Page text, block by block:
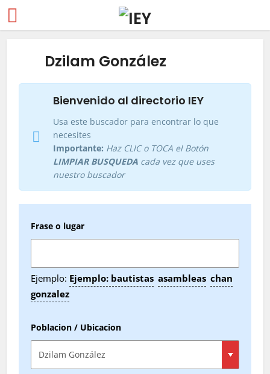
Dzilam González
Bienvenido al directorio IEY
Usa este buscador para encontrar lo que
necesites
Importante: Haz CLIC o TOCA el Botón
LIMPIAR BUSQUEDA cada vez que uses
nuestro buscador
Frase o lugar
Ejemplo: Ejemplo: bautistas asambleas chan
gonzalez
Poblacion / Ubicacion